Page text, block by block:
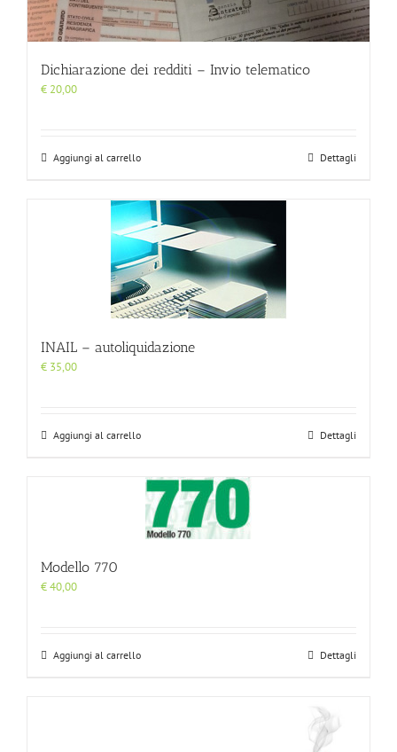
Dichiarazione dei redditi – Invio telematico
€ 20,00
Aggiungi al carrello Dettagli
INAIL – autoliquidazione
€ 35,00
Aggiungi al carrello Dettagli
Modello 770
€40,00
Aggiungi al carrello Dettagli